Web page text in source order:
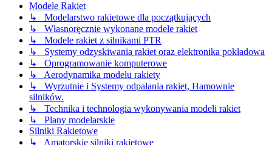
Modele Rakiet
↳ Modelarstwo rakietowe dla początkujących
↳ Własnoręcznie wykonane modele rakiet
↳ Modele rakiet z silnikami PTR
↳ Systemy odzyskiwania rakiet oraz elektronika pokładowa
↳ Oprogramowanie komputerowe
↳ Aerodynamika modelu rakiety
↳ Wyrzutnie i Systemy odpalania rakiet, Hamownie
silników.
↳ Technika i technologia wykonywania modeli rakiet
↳ Plany modelarskie
Silniki Rakietowe
↳ Amatorskie silniki rakietowe